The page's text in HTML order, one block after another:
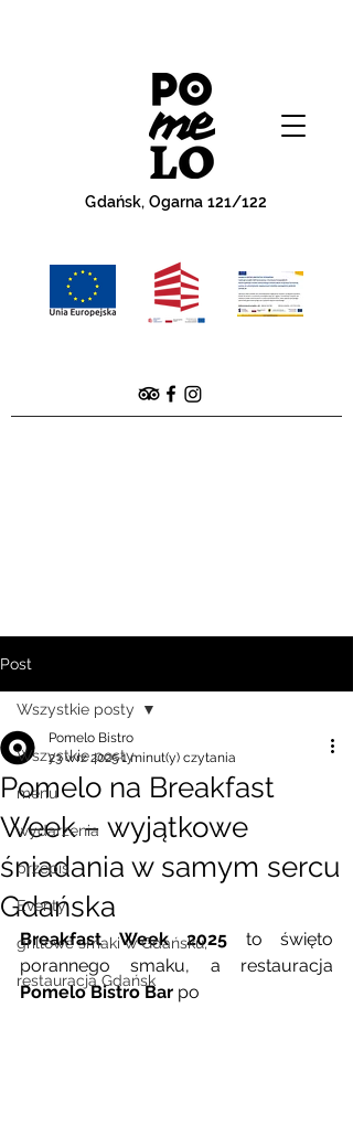
Gdańsk, Ogarna 121/122
Post
Wszystkie posty
menu
wydarzenia
przepis
Eventy
grillowe smaki w Gdańsku,
restauracja Gdańsk
Wszystkie posty
Pomelo na Breakfast
Week – wyjątkowe
śniadania w samym sercu
Gdańska
Pomelo Bistro
23 wrz 20251 minut(y) czytania
Breakfast Week 2025 to święto
Pomelo Bistro Bar po